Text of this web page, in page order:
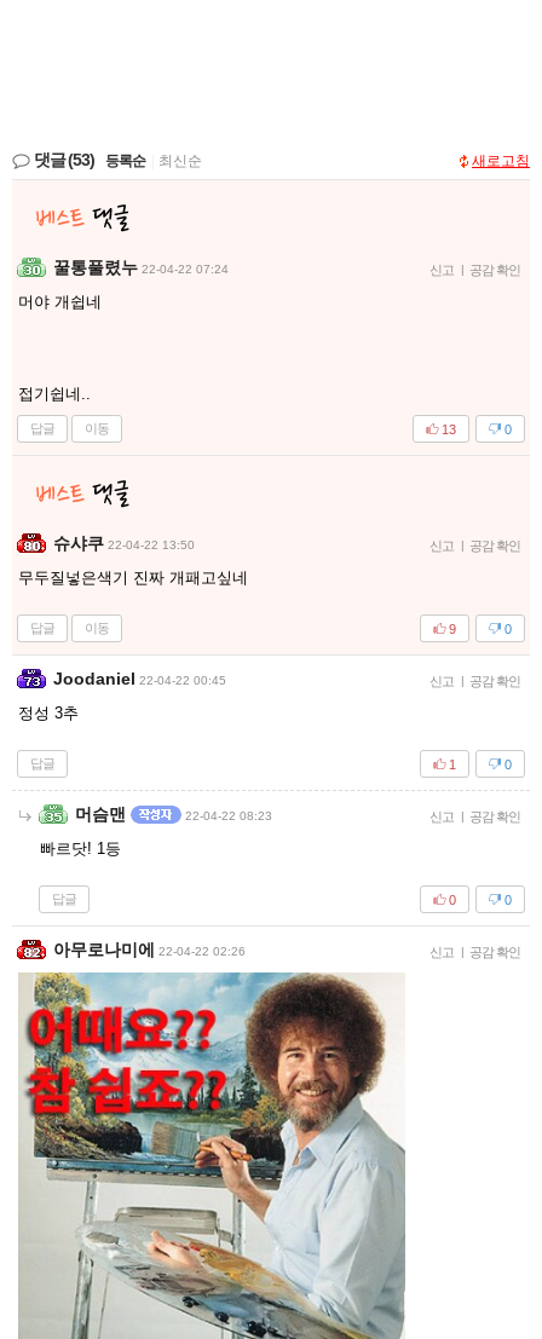
댓글(53) 등록순 최신순 새로고침
꿀통풀렸누 22-04-22 07:24 신고 공감 확인
머야 개쉽네
접기쉽네..
답글 이동 0
13
슈샤쿠 22-04-22 13:50 신고 공감 확인
무두질넣은색기 진짜 개패고싶네
답글 이동 0
9
Joodaniel 22-04-22 00:45 신고 공감 확인
정성 3추
답글 0
1
머슴맨 22-04-22 08:23 신고 공감 확인
빠르닷! 1등
답글 0
0
아무로나미에 22-04-22 02:26 신고 공감 확인